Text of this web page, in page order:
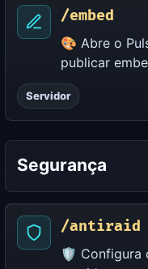
/embed
🎨 Abre o
publicar
Servidor
Segurança
/antiraid
🛡️ Configura